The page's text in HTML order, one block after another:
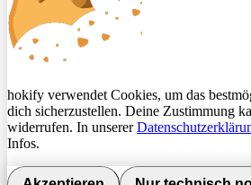
hokify verwendet Cookies, um das
dich sicherzustellen. Deine Zustimmung
widerrufen. In unserer
Infos.